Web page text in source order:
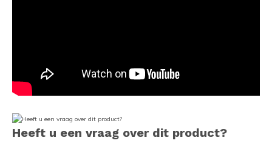
Heeft u een vraag over dit product?